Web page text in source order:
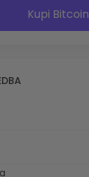
Kupi Bitcoin